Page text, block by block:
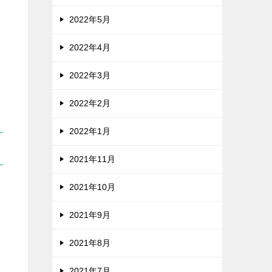
2022年5月
2022年4月
2022年3月
2022年2月
2022年1月
2021年11月
2021年10月
2021年9月
2021年8月